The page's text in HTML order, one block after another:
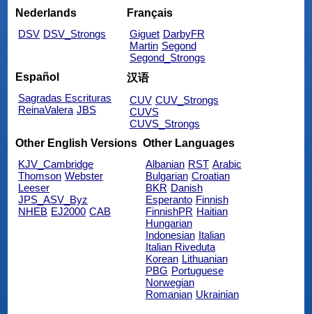
Nederlands
DSV DSV_Strongs
Français
Giguet DarbyFR
Martin Segond
Segond_Strongs
Español
Sagradas Escrituras
ReinaValera JBS
汉语
CUV CUV_Strongs
CUVS
CUVS_Strongs
Other English Versions
KJV_Cambridge
Thomson Webster
Leeser
JPS_ASV_Byz
NHEB EJ2000 CAB
Other Languages
Albanian RST Arabic
Bulgarian Croatian
BKR Danish
Esperanto Finnish
FinnishPR Haitian
Hungarian
Indonesian Italian
Italian Riveduta
Korean Lithuanian
PBG Portuguese
Norwegian
Romanian Ukrainian